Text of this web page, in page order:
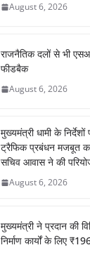
August 6, 2026
राजनैतिक दलों से भी
फीडबैक
August 6, 2026
मुख्यमंत्री धामी के
ट्रैफिक प्रबंधन मजबूत
सचिव आवास ने की
August 6, 2026
मुख्यमंत्री ने प्रदान की
निर्माण कार्यों के लिए